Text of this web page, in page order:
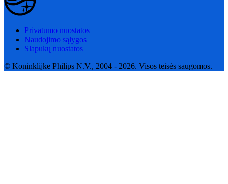
Privatumo nuostatos
Naudojimo sąlygos
Slapukų nuostatos
© Koninklijke Philips N.V., 2004 - 2026. Visos teisės saugomos.